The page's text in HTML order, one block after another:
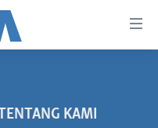
TENTANG KAMI